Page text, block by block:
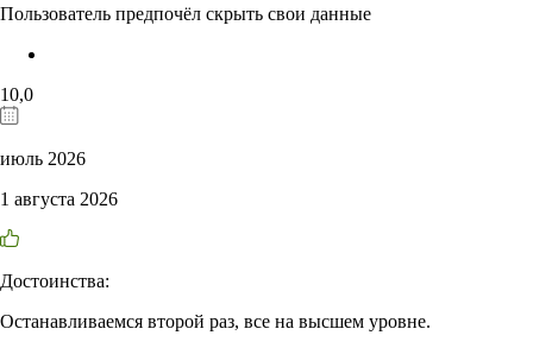
Пользователь предпочёл скрыть свои данные
10,0
июль 2026
1 августа 2026
Достоинства:
Останавливаемся второй раз, все на высшем уровне.